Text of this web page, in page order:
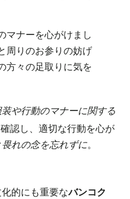
マナーを心がけまし
周りのお参りの妨げ
方々の足取りに気を
や行動のマナーに関する
認し、適切な行動を心が
れの念を忘れずに。
的にも重要なバンコク